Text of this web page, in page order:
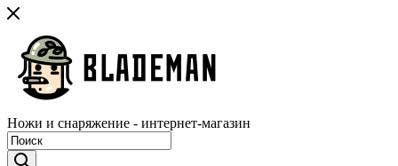
Ножи и снаряжение - интернет-магазин